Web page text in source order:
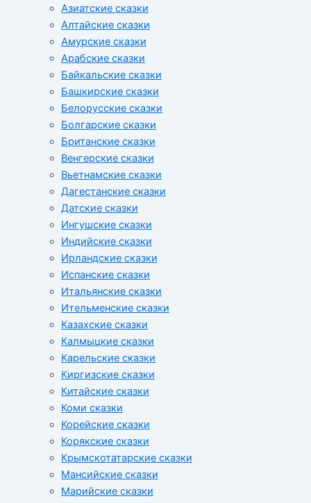
Азиатские сказки
Алтайские сказки
Амурские сказки
Арабские сказки
Байкальские сказки
Башкирские сказки
Белорусские сказки
Болгарские сказки
Британские сказки
Венгерские сказки
Вьетнамские сказки
Дагестанские сказки
Датские сказки
Ингушские сказки
Индийские сказки
Ирландские сказки
Испанские сказки
Итальянские сказки
Ительменские сказки
Казахские сказки
Калмыцкие сказки
Карельские сказки
Киргизские сказки
Китайские сказки
Коми сказки
Корейские сказки
Корякские сказки
Крымскотатарские сказки
Мансийские сказки
Марийские сказки